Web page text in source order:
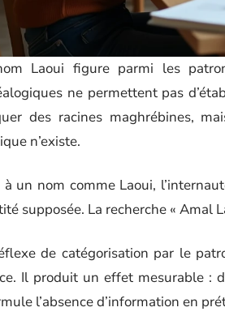
Laoui figure parmi les
ne permettent pas
des racines maghrébines,
n’existe.
à un nom comme Laoui,
supposée. La recherche « Amal
de catégorisation par le
Il produit un effet mesurable :
l’absence d’information en